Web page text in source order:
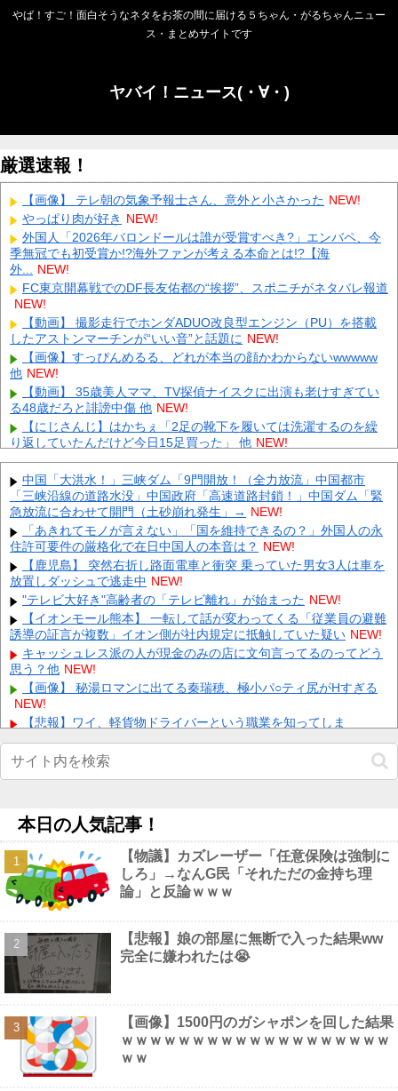
やば！すご！面白そうなネタをお茶の間に届ける５ちゃん・がるちゃんニュー
ス・まとめサイトです
ヤバイ！ニュース(・∀・)
厳選速報！
【画像】 テレ朝の気象予報士さん、意外と小さかった NEW!
やっぱり肉が好き NEW!
外国人「2026年バロンドールは誰が受賞すべき?」エンバペ、今
季無冠でも初受賞か!?海外ファンが考える本命とは!?【海
外... NEW!
FC東京開幕戦でのDF長友佑都の“挨拶”、スポニチがネタバレ報道
NEW!
【動画】 撮影走行でホンダADUO改良型エンジン（PU）を搭載
したアストンマーチンが“いい音”と話題に NEW!
【画像】すっぴんめるる、どれが本当の顔かわからないwwwww
他 NEW!
【動画】 35歳美人ママ、TV探偵ナイスクに出演も老けすぎてい
る48歳だろと誹謗中傷 他 NEW!
【にじさんじ】はかちぇ「2足の靴下を履いては洗濯するのを繰
り返していたんだけど今日15足買った」 他 NEW!
【定期】【朗報】くりぱんせつ菜、うるさすぎる【ラブライブ！
虹ヶ咲】 他 NEW!
【朗報】ショートスリーパーの1日、めちゃくちゃ充実して
る……これ革命やろｗｗｗｗｗｗｗｗ 他 NEW!
【ネット騒然】 元ジャンポケ斉藤の妻、夫の求刑7年翌日にイン
スタ更新！その内容がガチでヤバすぎる… NEW!
【悲報】 とにかくヤりたくてブスと付き合ったらｗｗｗｗｗｗｗ
ｗｗｗｗｗｗｗｗ NEW!
【悲報】 マイナ保険証のクソぶり、バレるｗｗｗｗｗｗｗｗｗ
NEW!
【画像】 週刊少年ジャンプ、「ロクのおかしな家」とかいう微妙
な漫画を巻頭カラーにしたせいで100万部切る NEW!
飲み屋でケンカした相手をコロした男の弁護をした。そして数年
後、因果応報を思わせる出来事が… NEW!
Powered by livedoor 相互RSS
中国「大洪水！」三峡ダム「9門開放！（全力放流」中国都市
「三峡沿線の道路水没」中国政府「高速道路封鎖！」中国ダム「緊
急放流に合わせて開門（土砂崩れ発生」→ NEW!
「あきれてモノが言えない」「国を維持できるの？」外国人の永
住許可要件の厳格化で在日中国人の本音は？ NEW!
【鹿児島】 突然右折し路面電車と衝突 乗っていた男女3人は車を
放置しダッシュで逃走中 NEW!
"テレビ大好き"高齢者の「テレビ離れ」が始まった NEW!
【イオンモール熊本】 一転して話が変わってくる「従業員の避難
誘導の証言が複数」イオン側が社内規定に抵触していた疑い NEW!
キャッシュレス派の人が現金のみの店に文句言ってるのってどう
思う？他 NEW!
【画像】 秘湯ロマンに出てる秦瑞穂、極小パ○ティ尻がHすぎる
NEW!
【悲報】ワイ、軽貨物ドライバーという職業を知ってしま
【悲報】 佳子さま、あやうく「おパンツ」がお見えになってしま
うｗｗｗｗｗ
り……他 NEW!
【画像】 加藤綾子アナ、無防備パ○チラ撮られちゃう NEW!
【急増】「外国人受け入れ反対」56.3％に わずか2年で20.7ポ
イント増、東大調査「若い世代ほど増加」他 NEW!
【エヴァンゲリオン】ロボ道「エヴァンゲリオン弐号機（TVシリ
ーズVer.）」アクションフィギュア【彩色原型公開】他
【動画】 歌舞伎町女子さん、ラブホに行きたすぎてご乱心ｗｗｗ
ｗｗｗ NEW!
【画像】 大久保佳代子さん、やっぱりドスケベだったｗｗｗｗｗ
ｗ NEW!
Powered by livedoor 相互RSS
本日の人気記事！
【物議】カズレーザー「任意保険は強制に
しろ」→なんG民「それただの金持ち理
論」と反論ｗｗｗ
【悲報】娘の部屋に無断で入った結果ww
完全に嫌われたは😭
【画像】1500円のガシャポンを回した結果
ｗｗｗｗｗｗｗｗｗｗｗｗｗｗｗｗｗｗｗ
ｗｗ